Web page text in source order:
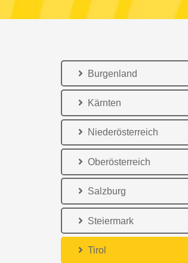
Burgenland
Kärnten
Niederösterreich
Oberösterreich
Salzburg
Steiermark
Tirol